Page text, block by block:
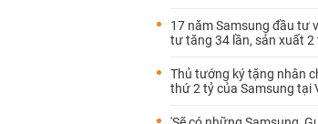
17 năm Samsung đầu tư
tư tăng 34 lần, sản xuất 2
Thủ tướng ký tặng nhân
thứ 2 tỷ của Samsung tại